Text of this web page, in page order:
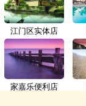
江门区实体店
家嘉乐便利店